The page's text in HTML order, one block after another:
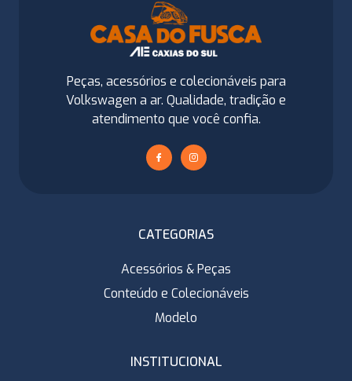
Peças, acessórios e colecionáveis para
Volkswagen a ar. Qualidade, tradição e
atendimento que você confia.
CATEGORIAS
Acessórios & Peças
Conteúdo e Colecionáveis
Modelo
INSTITUCIONAL